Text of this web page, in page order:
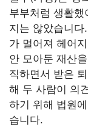
부부처럼 생활
지는 않았습니
가 멀어져 헤어
안 모아둔 재산
직하면서 받은
해 두 사람이 의
하기 위해 법원
습니다.